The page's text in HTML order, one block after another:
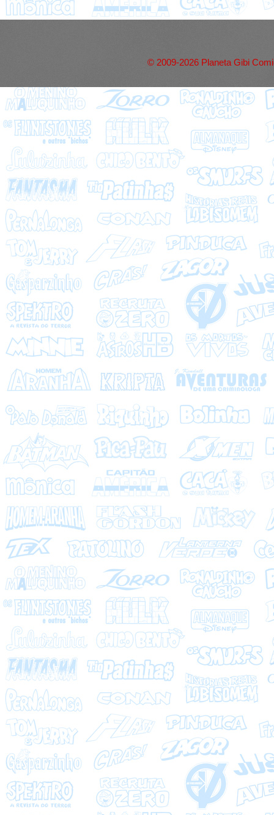
© 2009-2026 Planeta Gibi